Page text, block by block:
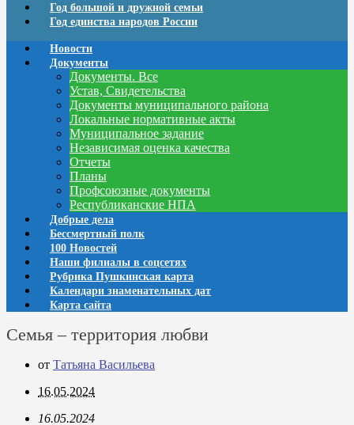
Год большой и дружной семьи
Год единства народов России
Новости
Документы
Документы. Все
Устав, Свидетельства
Документы муниципального района
Локальные нормативные акты
Муниципальное задание
Независимая оценка качества
Отчеты
Планы
Профсоюзные документы
Республиканские НПА
Добрые дела
Бессмертный полк
100 Новостей
Наши филиалы в соцсетях
Рубрика Пушкинская карта
Календари знаменательных дат
Карта сайта
Семья – территория любви
от Татьяна Васильева
16.05.2024
16.05.2024